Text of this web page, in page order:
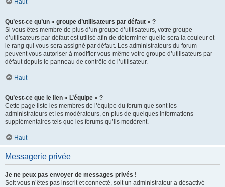
Haut
Qu’est-ce qu’un « groupe d’utilisateurs par défaut » ?
Si vous êtes membre de plus d’un groupe d’utilisateurs, votre groupe
d’utilisateurs par défaut est utilisé afin de déterminer quelle sera la couleur et
le rang qui vous sera assigné par défaut. Les administrateurs du forum
peuvent vous autoriser à modifier vous-même votre groupe d’utilisateurs par
défaut depuis le panneau de contrôle de l’utilisateur.
Haut
Qu’est-ce que le lien « L’équipe » ?
Cette page liste les membres de l’équipe du forum que sont les
administrateurs et les modérateurs, en plus de quelques informations
supplémentaires tels que les forums qu’ils modèrent.
Haut
Messagerie privée
Je ne peux pas envoyer de messages privés !
Soit vous n’êtes pas inscrit et connecté, soit un administrateur a désactivé